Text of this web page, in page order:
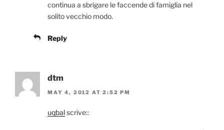
continua a sbrigare le faccende di famiglia nel
solito vecchio modo.
Reply
dtm
MAY 4, 2012 AT 2:52 PM
uqbalscrive::